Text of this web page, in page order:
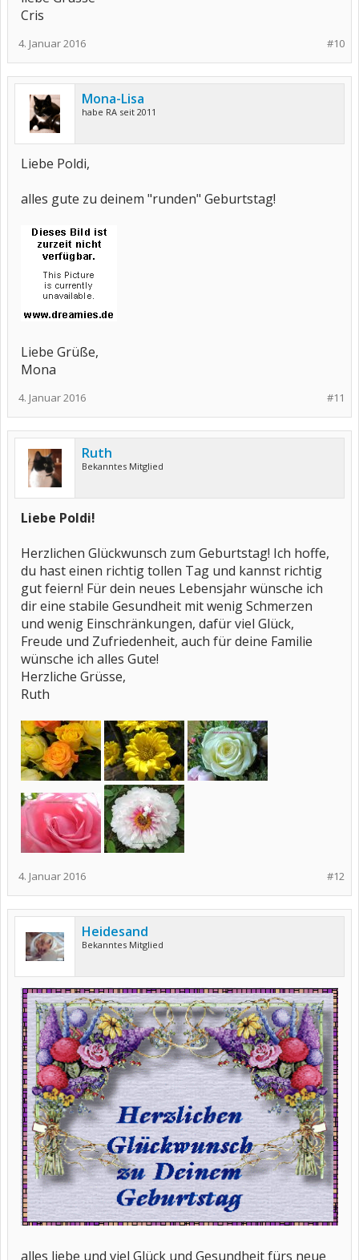
Cris
#10
4. Januar 2016
Mona-Lisa
habe RA seit 2011
Liebe Poldi,
alles gute zu deinem "runden" Geburtstag!
Liebe Grüße,
Mona
#11
4. Januar 2016
Ruth
Bekanntes Mitglied
Liebe Poldi!
Herzlichen Glückwunsch zum Geburtstag! Ich hoffe,
du hast einen richtig tollen Tag und kannst richtig
gut feiern! Für dein neues Lebensjahr wünsche ich
dir eine stabile Gesundheit mit wenig Schmerzen
und wenig Einschränkungen, dafür viel Glück,
Freude und Zufriedenheit, auch für deine Familie
wünsche ich alles Gute!
Herzliche Grüsse,
Ruth
#12
4. Januar 2016
Heidesand
Bekanntes Mitglied
alles liebe und viel Glück und Gesundheit fürs neue